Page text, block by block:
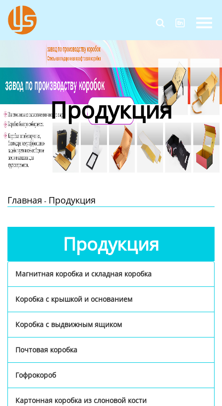
 
Главная
Продукция
О Нас
Контакты Продукция
Главная - Продукция
Продукция
Магнитная коробка и складная коробка
Коробка с крышкой и основанием
Коробка с выдвижным ящиком
Почтовая коробка
Гофрокороб
Картонная коробка из слоновой кости